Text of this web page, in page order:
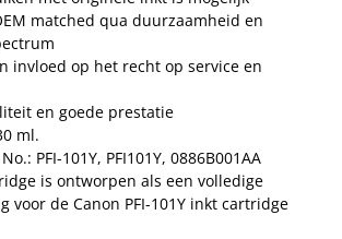
matched qua duurzaamheid en
invloed op het recht op service en
en goede prestatie
ml.
PFI-101Y, PFI101Y, 0886B001AA
is ontworpen als een volledige
voor de Canon PFI-101Y inkt cartridge